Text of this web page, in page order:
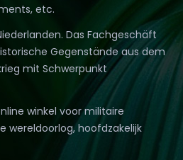
etc.
Das Fachgeschäft
Gegenstände aus dem
mit Schwerpunkt
winkel voor militaire
wereldoorlog, hoofdzakelijk